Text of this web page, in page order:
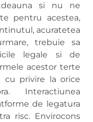
si nu ne
pentru acestea,
acuratetea
trebuie sa
legale si de
acestor terte
cu privire la orice
Interactiunea
de legatura
risc. Envirocons